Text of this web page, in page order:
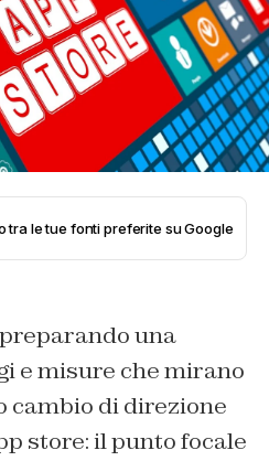
tra le tue fonti preferite su Google
una
e misure che mirano
cambio di direzione
store: il punto focale